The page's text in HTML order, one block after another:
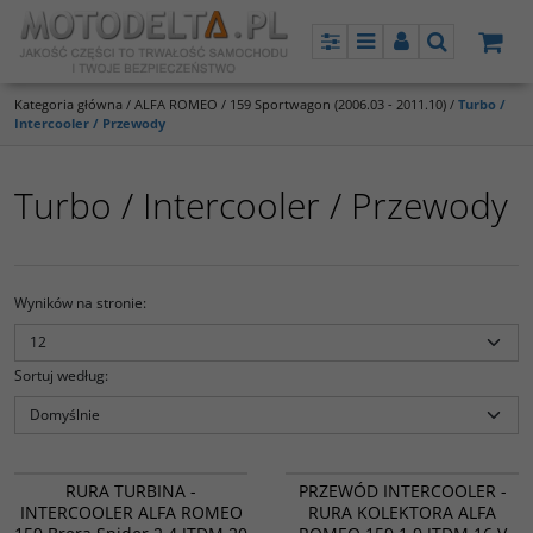
PanelMenuPanelSzukaj
Kategoria główna / ALFA ROMEO / 159 Sportwagon (2006.03 - 2011.10) / Turbo /
Intercooler / Przewody
Turbo / Intercooler / Przewody
Wyników na stronie:
Sortuj według:
NOWOŚĆ
RURA TURBINA -
INTERCOOLER ALFA ROMEO
NOWOŚĆ PROMOCJA
PRZEWÓD INTERCOOLER -
RURA KOLEKTORA ALFA